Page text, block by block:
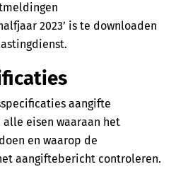
2023’ is te downloaden
aangifte
alle eisen waaraan het
en waarop de
aangiftebericht controleren.